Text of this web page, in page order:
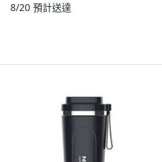
8/20 預計送達